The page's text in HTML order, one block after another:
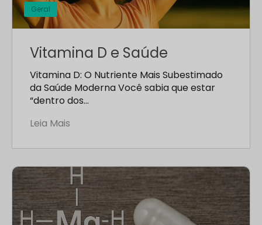
Geral
Vitamina D e Saúde
Vitamina D: O Nutriente Mais Subestimado
da Saúde Moderna Você sabia que estar
“dentro dos…
Leia Mais